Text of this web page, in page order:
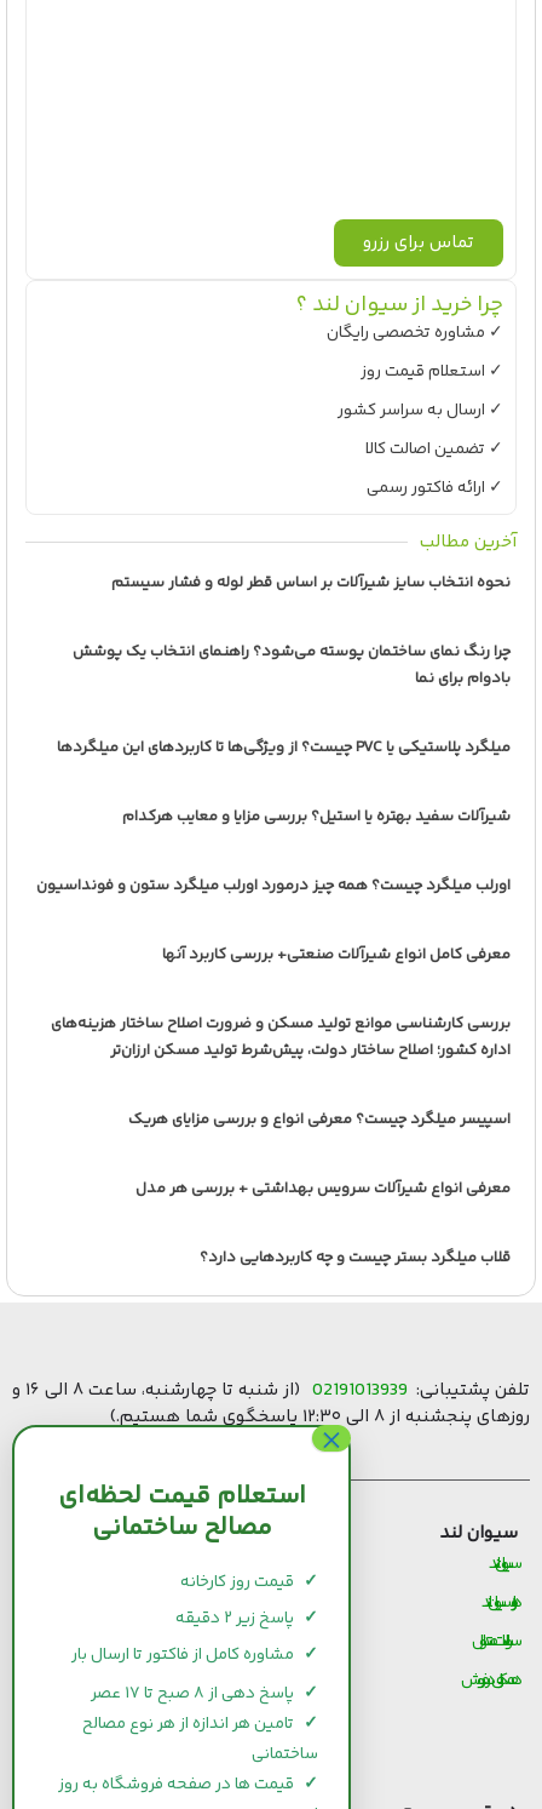
تماس برای رزرو
چرا خرید از سیوان لند ؟
✓ مشاوره تخصصی رایگان
✓ استعلام قیمت روز
✓ ارسال به سراسر کشور
✓ تضمین اصالت کالا
✓ ارائه فاکتور رسمی
آخرین مطالب
نحوه انتخاب سایز شیرآلات بر اساس قطر لوله و فشار سیستم
چرا رنگ نمای ساختمان پوسته می‌شود؟ راهنمای انتخاب یک پوشش
بادوام برای نما
میلگرد پلاستیکی یا PVC چیست؟ از ویژگی‌ها تا کاربردهای این میلگردها
شیرآلات سفید بهتره یا استیل؟ بررسی مزایا و معایب هرکدام
اورلب میلگرد چیست؟ همه چیز درمورد اورلب میلگرد ستون و فونداسیون
معرفی کامل انواع شیرآلات صنعتی+ بررسی کاربرد آنها
بررسی کارشناسی موانع تولید مسکن و ضرورت اصلاح ساختار هزینه‌های
اداره کشور؛ اصلاح ساختار دولت، پیش‌شرط تولید مسکن ارزان‌تر
اسپیسر میلگرد چیست؟ معرفی انواع و بررسی مزایای هریک
معرفی انواع شیرآلات سرویس بهداشتی + بررسی هر مدل
قلاب میلگرد بستر چیست و چه کاربردهایی دارد؟
تلفن پشتیبانی: 02191013939
(از شنبه تا چهارشنبه، ساعت ۸ الی ۱۶ و
روزهای پنجشنبه از ۸ الی ۱۲:۳۰ پاسخگوی شما هستیم.)
سیوان لند
سیوان لند
درباره سیوان لند
سوالات متداول
همکاری در فروش
قیمت مصالح ساختمانی
قیمت و خرید کاشی و سرامیک
قیمت و خرید آجر
قیمت و خرید گچ
قیمت و خرید شیرآلات
استعلام قیمت لحظه‌ای
مصالح ساختمانی
✓ قیمت روز کارخانه
✓ پاسخ زیر ۲ دقیقه
✓ مشاوره کامل از فاکتور تا ارسال بار
✓ پاسخ دهی از ۸ صبح تا ۱۷ عصر
✓ تامین هر اندازه از هر نوع مصالح
ساختمانی
✓ قیمت ها در صفحه فروشگاه به روز